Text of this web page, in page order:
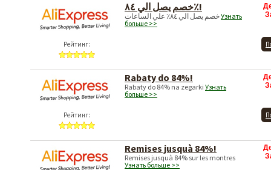
Рейтинг:
خصم يصل الي ٨٤٪!
Узнать
больше >>
Рейтинг:
Rabaty do 84%!
Rabaty do 84% na zegarki Узнать
больше >>
Remises jusquà 84%!
Remises jusquà 84% sur les montres
Узнать больше >>